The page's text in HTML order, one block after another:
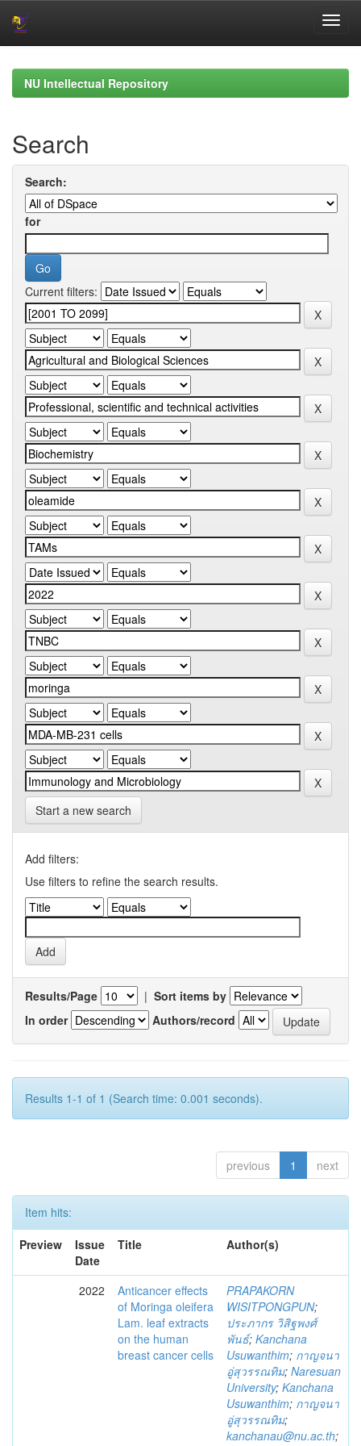
navigationNU Intellectual Repository
Search
Search:
for
Current filters:
Start a new search
Add filters:
Use filters to refine the search results.
Results/Page | Sort items by
In order
Authors/record
Results 1-1 of 1 (Search time: 0.001 seconds).
previous 1 next
Item hits:
Preview
Issue
Date
Title Author(s)
2022
Anticancer effects
of Moringa oleifera
Lam. leaf extracts
on the human
breast cancer cells
PRAPAKORN
WISITPONGPUN;
ประภากร วิสิฐพงศ์
พันธ์; Kanchana
Usuwanthim; กาญจนา
อู่สุวรรณทิม; Naresuan
University; Kanchana
Usuwanthim; กาญจนา
อู่สุวรรณทิม;
kanchanau@nu.ac.th;